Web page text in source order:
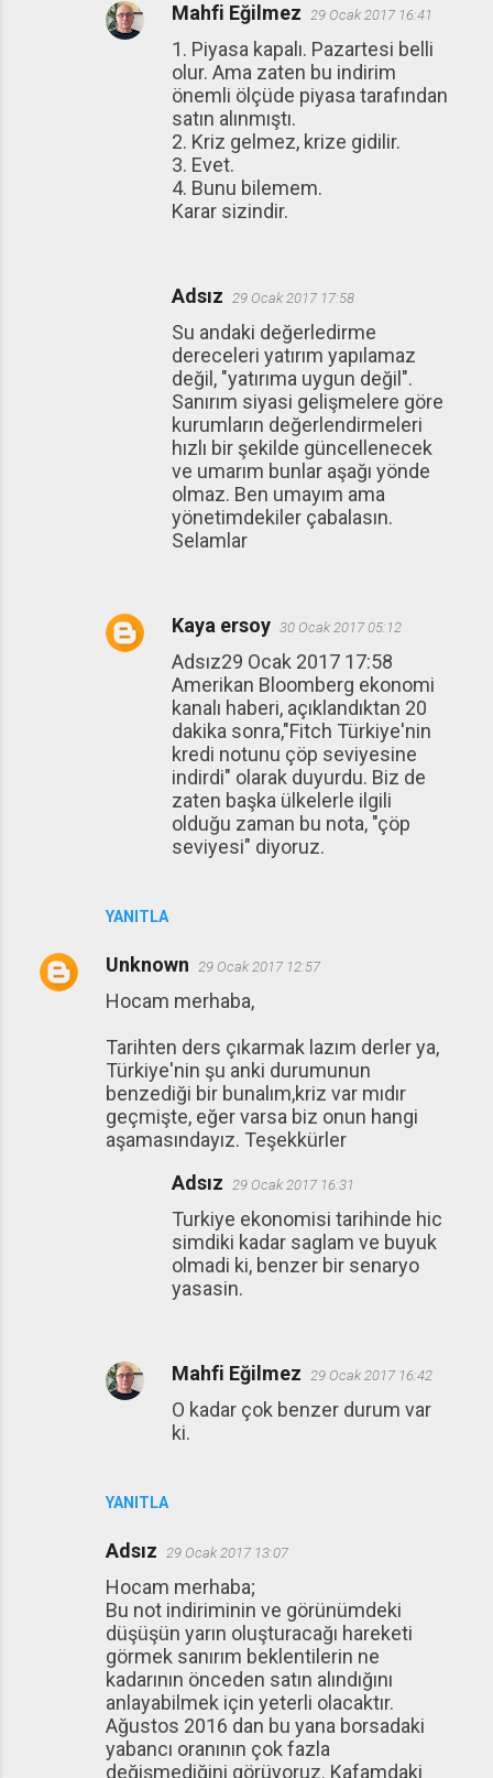
YANITLA
Mahfi Eğilmez 29 Ocak 2017 16:41
1. Piyasa kapalı. Pazartesi belli
olur. Ama zaten bu indirim
önemli ölçüde piyasa tarafından
satın alınmıştı.
2. Kriz gelmez, krize gidilir.
3. Evet.
4. Bunu bilemem.
Karar sizindir.
Adsız 29 Ocak 2017 17:58
Su andaki değerledirme
dereceleri yatırım yapılamaz
değil, "yatırıma uygun değil".
Sanırım siyasi gelişmelere göre
kurumların değerlendirmeleri
hızlı bir şekilde güncellenecek
ve umarım bunlar aşağı yönde
olmaz. Ben umayım ama
yönetimdekiler çabalasın.
Selamlar
Kaya ersoy 30 Ocak 2017 05:12
Adsız29 Ocak 2017 17:58
Amerikan Bloomberg ekonomi
kanalı haberi, açıklandıktan 20
dakika sonra,"Fitch Türkiye'nin
kredi notunu çöp seviyesine
indirdi" olarak duyurdu. Biz de
zaten başka ülkelerle ilgili
olduğu zaman bu nota, "çöp
seviyesi" diyoruz.
Unknown 29 Ocak 2017 12:57
Hocam merhaba,
Tarihten ders çıkarmak lazım derler ya,
Türkiye'nin şu anki durumunun
benzediği bir bunalım,kriz var mıdır
geçmişte, eğer varsa biz onun hangi
aşamasındayız. Teşekkürler
YANITLA
Adsız 29 Ocak 2017 16:31
Turkiye ekonomisi tarihinde hic
simdiki kadar saglam ve buyuk
olmadi ki, benzer bir senaryo
yasasin.
Mahfi Eğilmez 29 Ocak 2017 16:42
O kadar çok benzer durum var
ki.
Adsız 29 Ocak 2017 13:07
Hocam merhaba;
Bu not indiriminin ve görünümdeki
düşüşün yarın oluşturacağı hareketi
görmek sanırım beklentilerin ne
kadarının önceden satın alındığını
anlayabilmek için yeterli olacaktır.
Ağustos 2016 dan bu yana borsadaki
yabancı oranının çok fazla
değişmediğini görüyoruz. Kafamdaki